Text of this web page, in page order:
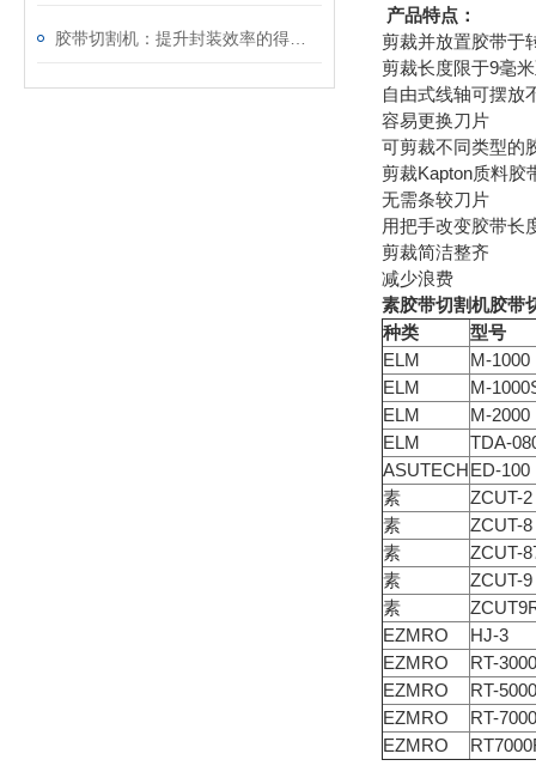
产品特点：
剪裁并放置胶带于
剪裁长度限于9毫
自由式线轴可摆放
容易更换刀片
可剪裁不同类型的
剪裁Kapton质料胶
无需条较刀片
用把手改变胶带长
剪裁简洁整齐
减少浪费
素胶带切割机胶带
种类
型号
ELM
M-1000
ELM
M-
ELM
M-2000
ELM
TDA-
ASUTECHED-100
素
ZCUT-2
素
ZCUT-8
素
ZCUT-
素
ZCUT-9
素
EZMRO
HJ-3
EZMRO
RT-3000
EZMRO
RT-5000
EZMRO
RT-7000
EZMRO